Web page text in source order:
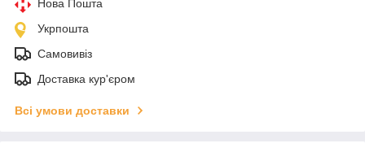
Нова Пошта
Укрпошта
Самовивіз
Доставка кур'єром
Всі умови доставки